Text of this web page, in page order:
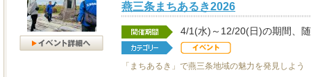
燕三条まちあるき2026
4/1(水)～12/20(日)の期間、
「まちあるき」で燕三条地域の魅力を発見しよう